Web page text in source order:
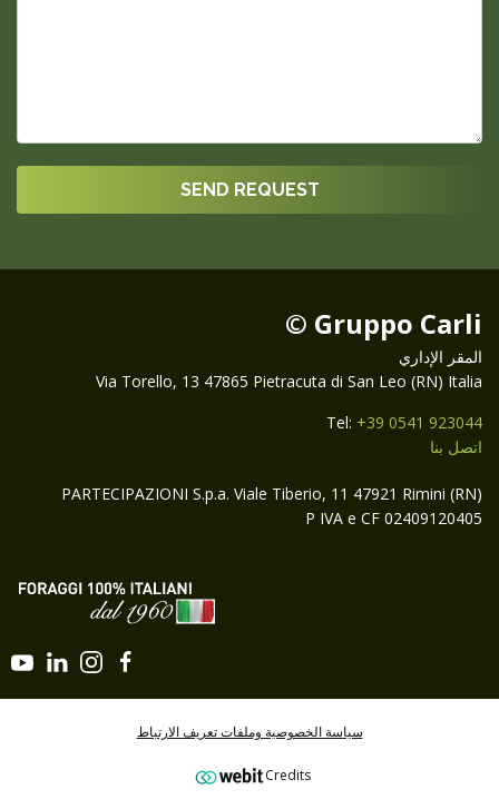
Gruppo Carli ©
المقر الإداري
Via Torello, 13 47865 Pietracuta di San Leo (RN) Italia
Tel: +39 0541 923044
اتصل بنا
PARTECIPAZIONI S.p.a. Viale Tiberio, 11 47921 Rimini (RN)
P IVA e CF 02409120405
سياسة الخصوصية وملفات تعريف الارتباط
Credits